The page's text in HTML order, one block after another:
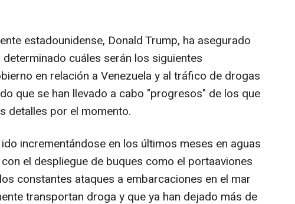
estadounidense, Donald Trump, ha asegurado
cuáles serán los siguientes
en relación a Venezuela y al tráfico de drogas
que se han llevado a cabo "progresos" de los que
detalles por el momento.
incrementándose en los últimos meses en aguas
el despliegue de buques como el portaaviones
constantes ataques a embarcaciones en el mar
transportan droga y que ya han dejado más de